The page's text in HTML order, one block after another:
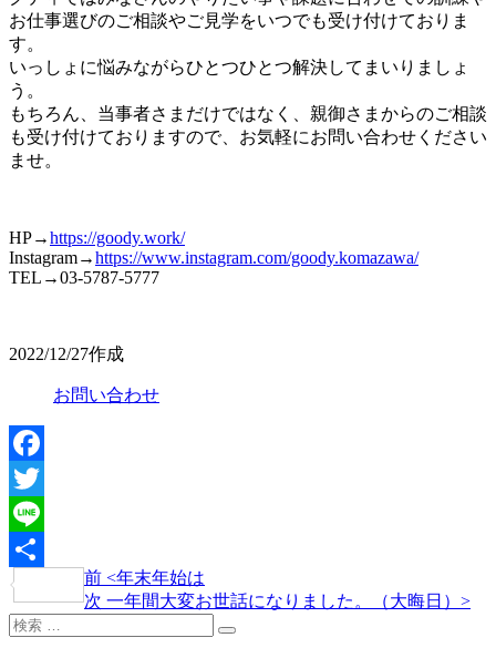
お仕事選びのご相談やご見学をいつでも受け付けておりま
す。
いっしょに悩みながらひとつひとつ解決してまいりましょ
う。
もちろん、当事者さまだけではなく、親御さまからのご相談
も受け付けておりますので、お気軽にお問い合わせください
ませ。
HP→https://goody.work/
Instagram→https://www.instagram.com/goody.komazawa/
TEL→03-5787-5777
2022/12/27作成
お問い合わせ
Facebook
Twitter
Line
共
有
投
稿
過
去
前 <年末年始は
次
次 一年間大変お世話になりました。（大晦日） >
検
検